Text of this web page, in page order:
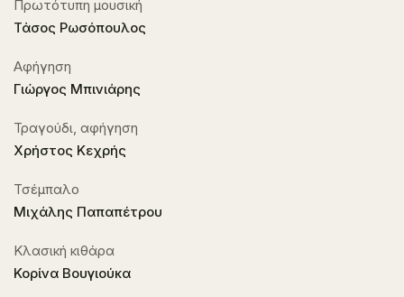
Πρωτότυπη μουσική
Τάσος Ρωσόπουλος
Αφήγηση
Γιώργος Μπινιάρης
Τραγούδι, αφήγηση
Χρήστος Κεχρής
Τσέμπαλο
Μιχάλης Παπαπέτρου
Κλασική κιθάρα
Κορίνα Βουγιούκα